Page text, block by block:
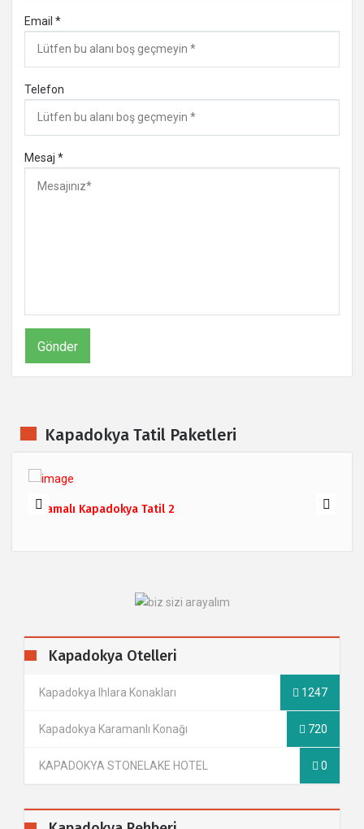
Email *
Telefon
Mesaj *
Kapadokya Tatil Paketleri
Karamalı Kapadokya Tatil 2
Kapadokya Otelleri
Kapadokya Ihlara Konakları 1247
Kapadokya Karamanlı Konağı 720
KAPADOKYA STONELAKE HOTEL 0